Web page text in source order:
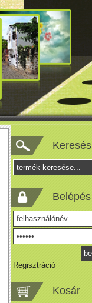
Keresés
Belépés
Regisztráció
Kosár